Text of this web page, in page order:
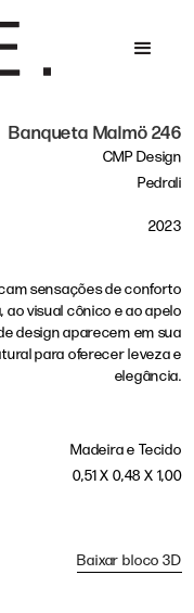
Banqueta Malmö 246
CMP Design
Pedrali
2023
sensações de conforto
visual cônico e ao apelo
design aparecem em sua
para oferecer leveza e
elegância.
Madeira e Tecido
0,51 X 0,48 X 1,00
Baixar bloco 3D